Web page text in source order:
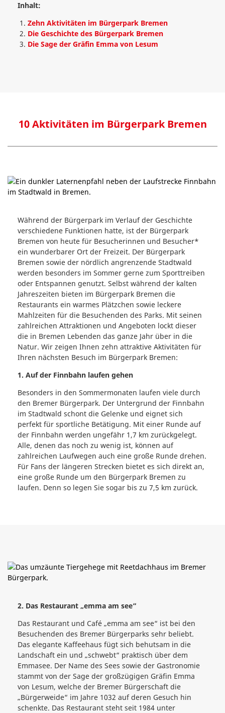
Inhalt:
Zehn Aktivitäten im Bürgerpark Bremen
Die Geschichte des Bürgerpark Bremen
Die Sage der Gräfin Emma von Lesum
10 Aktivitäten im Bürgerpark Bremen
Während der Bürgerpark im Verlauf der Geschichte
verschiedene Funktionen hatte, ist der Bürgerpark
Bremen von heute für Besucherinnen und Besucher*
ein wunderbarer Ort der Freizeit. Der Bürgerpark
Bremen sowie der nördlich angrenzende Stadtwald
werden besonders im Sommer gerne zum Sporttreiben
oder Entspannen genutzt. Selbst während der kalten
Jahreszeiten bieten im Bürgerpark Bremen die
Restaurants ein warmes Plätzchen sowie leckere
Mahlzeiten für die Besuchenden des Parks. Mit seinen
zahlreichen Attraktionen und Angeboten lockt dieser
die in Bremen Lebenden das ganze Jahr über in die
Natur. Wir zeigen Ihnen zehn attraktive Aktivitäten für
Ihren nächsten Besuch im Bürgerpark Bremen:
1. Auf der Finnbahn laufen gehen
Besonders in den Sommermonaten laufen viele durch
den Bremer Bürgerpark. Der Untergrund der Finnbahn
im Stadtwald schont die Gelenke und eignet sich
perfekt für sportliche Betätigung. Mit einer Runde auf
der Finnbahn werden ungefähr 1,7 km zurückgelegt.
Alle, denen das noch zu wenig ist, können auf
zahlreichen Laufwegen auch eine große Runde drehen.
Für Fans der längeren Strecken bietet es sich direkt an,
eine große Runde um den Bürgerpark Bremen zu
laufen. Denn so legen Sie sogar bis zu 7,5 km zurück.
2. Das Restaurant „emma am see“
Das Restaurant und Café „emma am see“ ist bei den
Besuchenden des Bremer Bürgerparks sehr beliebt.
Das elegante Kaffeehaus fügt sich behutsam in die
Landschaft ein und „schwebt“ praktisch über dem
Emmasee. Der Name des Sees sowie der Gastronomie
stammt von der Sage der großzügigen Gräfin Emma
von Lesum, welche der Bremer Bürgerschaft die
„Bürgerweide“ im Jahre 1032 auf deren Gesuch hin
schenkte. Das Restaurant steht seit 1984 unter